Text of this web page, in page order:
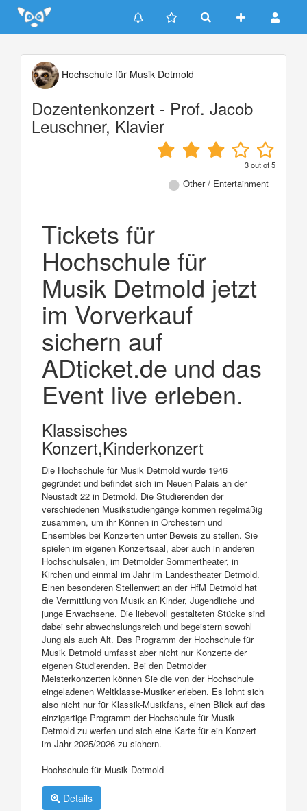
Update cookies preferences
Hochschule für Musik Detmold
Dozentenkonzert - Prof. Jacob
Leuschner, Klavier
3out of5
Other / Entertainment
Tickets für
Hochschule für
Musik Detmold jetzt
im Vorverkauf
sichern auf
ADticket.de und das
Event live erleben.
Klassisches
Konzert,Kinderkonzert
Die Hochschule für Musik Detmold wurde 1946
gegründet und befindet sich im Neuen Palais an der
Neustadt 22 in Detmold. Die Studierenden der
verschiedenen Musikstudiengänge kommen regelmäßig
zusammen, um ihr Können in Orchestern und
Ensembles bei Konzerten unter Beweis zu stellen. Sie
spielen im eigenen Konzertsaal, aber auch in anderen
Hochschulsälen, im Detmolder Sommertheater, in
Kirchen und einmal im Jahr im Landestheater Detmold.
Einen besonderen Stellenwert an der HfM Detmold hat
die Vermittlung von Musik an Kinder, Jugendliche und
junge Erwachsene. Die liebevoll gestalteten Stücke sind
dabei sehr abwechslungsreich und begeistern sowohl
Jung als auch Alt. Das Programm der Hochschule für
Musik Detmold umfasst aber nicht nur Konzerte der
eigenen Studierenden. Bei den Detmolder
Meisterkonzerten können Sie die von der Hochschule
eingeladenen Weltklasse-Musiker erleben. Es lohnt sich
also nicht nur für Klassik-Musikfans, einen Blick auf das
einzigartige Programm der Hochschule für Musik
Detmold zu werfen und sich eine Karte für ein Konzert
im Jahr 2025/2026 zu sichern.
Hochschule für Musik Detmold
Details